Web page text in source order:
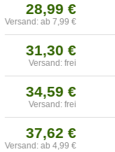
28,99 €
Versand: ab 7,99 €
31,30 €
Versand: frei
34,59 €
Versand: frei
37,62 €
Versand: ab 4,99 €